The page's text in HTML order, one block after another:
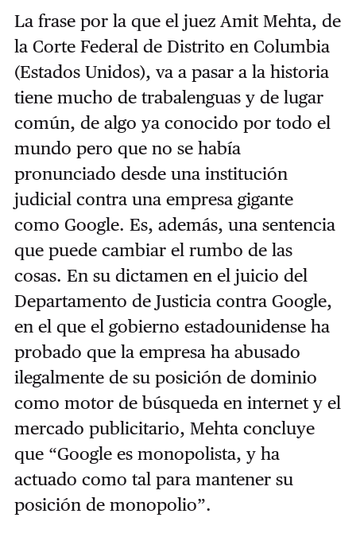
La frase por la que el juez Amit Mehta, de
la Corte Federal de Distrito en Columbia
(Estados Unidos), va a pasar a la historia
tiene mucho de trabalenguas y de lugar
común, de algo ya conocido por todo el
mundo pero que no se había
pronunciado desde una institución
judicial contra una empresa gigante
como Google. Es, además, una sentencia
que puede cambiar el rumbo de las
cosas. En su dictamen en el juicio del
Departamento de Justicia contra Google,
en el que el gobierno estadounidense ha
probado que la empresa ha abusado
ilegalmente de su posición de dominio
como motor de búsqueda en internet y el
mercado publicitario, Mehta concluye
que “Google es monopolista, y ha
actuado como tal para mantener su
posición de monopolio”.